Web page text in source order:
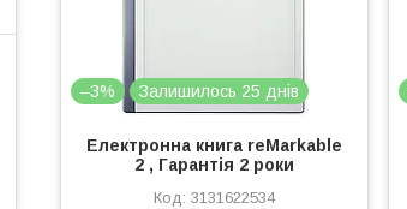
–3% Залишилось 25 днів
Електронна книга reMarkable
2 , Гарантія 2 роки
3131622534